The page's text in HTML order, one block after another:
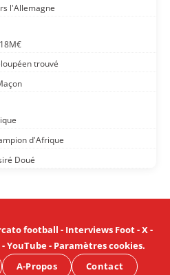
l'Allemagne
trouvé
d'Afrique
Doué
football - Interviews Foot-X-
-YouTube- Paramètres cookies.
A-Propos Contact